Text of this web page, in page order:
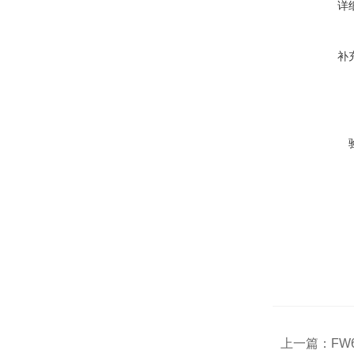
详
补
上一篇：